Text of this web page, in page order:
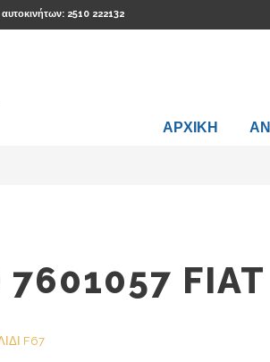
2510 222132
ΑΡΧΙΚΗ